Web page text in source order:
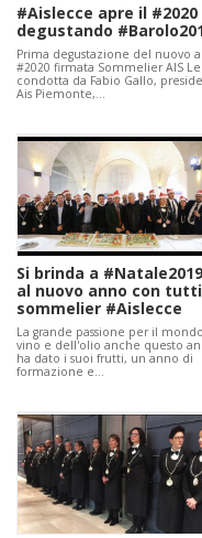
#Aislecce apre il #2020
degustando
Prima degustazione del nuovo
#2020 firmata Sommelier AIS
condotta da Fabio Gallo,
Ais Piemonte,…
Si brinda a
al nuovo anno con
sommelier #Aislecce
La grande passione per il
vino e dell'olio anche questo
ha dato i suoi frutti, un anno di
formazione e…